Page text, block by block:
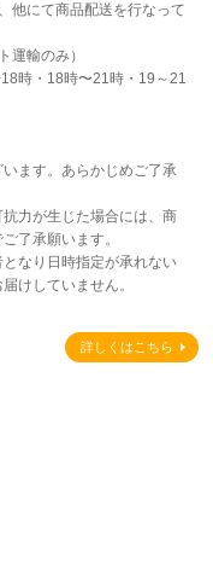
他にて商品配送を行なって
運輸のみ）
時・18時〜21時・19～21
ます。あらかじめご了承
力が生じた場合には、商
了承願います。
なり日時指定が承れない
けしていません。
詳しくはこちら